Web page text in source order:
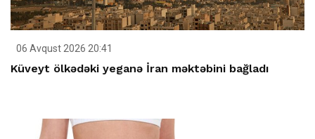
06 Avqust 2026 20:41
Küveyt ölkədəki yeganə İran məktəbini bağladı